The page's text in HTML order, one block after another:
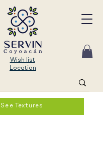
Wish list
Location
See Textures